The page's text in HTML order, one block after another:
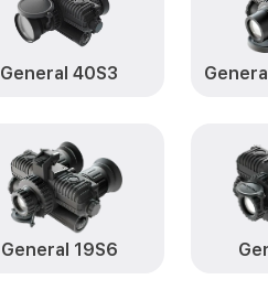
Замена
25S3 Fortuna
Ремонт цепи
Замена USB
General 40S3
General 19S6